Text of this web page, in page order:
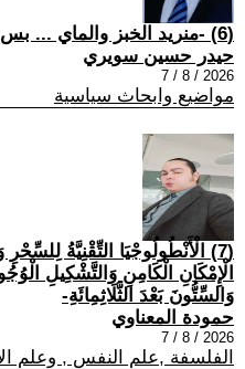
(6) -منريد الخبز والماي ... بس سالم ابو عداي-
حيدر حسين سويري
2026 / 8 / 7
مواضيع وابحاث سياسية
(7) الْأَنْطُولُوجْيَا التِّقْنِيَّةُ
الْإِمْكَانِ الْكَامِنِ وَالتَّشْكِيلِ
وَالسِّتُّونَ بَعْدَ الثَّلَاثِمِائَةِ-
حمودة المعناوي
2026 / 8 / 7
الفلسفة ,علم النفس , وعلم